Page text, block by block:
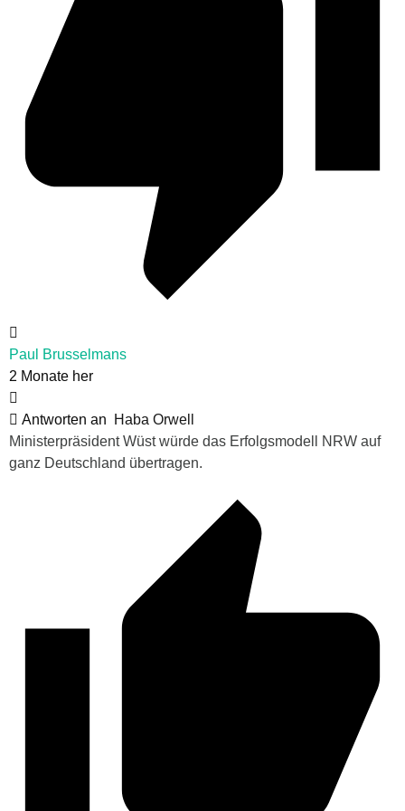
Paul Brusselmans
2 Monate her
Antworten an
Haba Orwell
Ministerpräsident Wüst würde das Erfolgsmodell NRW auf
ganz Deutschland übertragen.